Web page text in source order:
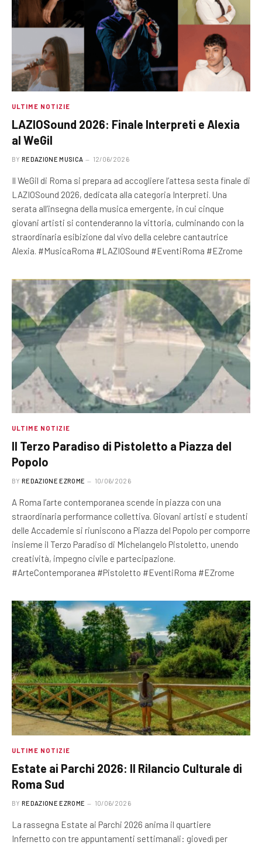
ULTIME NOTIZIE
LAZIOSound 2026: Finale Interpreti e Alexia
al WeGil
BY REDAZIONE MUSICA 12/06/2026
Il WeGil di Roma si prepara ad accogliere l’attesa sesta finale di
LAZIOSound 2026, dedicata alla categoria Interpreti. Una
serata all’insegna della musica emergente, in cui cinque
giovani artisti si contenderanno la vittoria, culminando con la
straordinaria esibizione dal vivo della celebre cantautrice
Alexia. #MusicaRoma #LAZIOSound #EventiRoma #EZrome
ULTIME NOTIZIE
Il Terzo Paradiso di Pistoletto a Piazza del
Popolo
BY REDAZIONE EZROME 10/06/2026
A Roma l’arte contemporanea scende in piazza con una
straordinaria performance collettiva. Giovani artisti e studenti
delle Accademie si riuniscono a Piazza del Popolo per comporre
insieme il Terzo Paradiso di Michelangelo Pistoletto, unendo
creatività, impegno civile e partecipazione.
#ArteContemporanea #Pistoletto #EventiRoma #EZrome
ULTIME NOTIZIE
Estate ai Parchi 2026: Il Rilancio Culturale di
Roma Sud
BY REDAZIONE EZROME 10/06/2026
La rassegna Estate ai Parchi 2026 anima il quartiere
Infernetto con tre appuntamenti settimanali: giovedì per